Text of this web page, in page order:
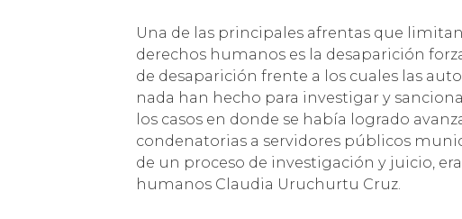
Una de las principales afrentas que
derechos humanos es la desaparición
de desaparición frente a los cuales las
nada han hecho para investigar y
los casos en donde se había logrado
condenatorias a servidores públicos
de un proceso de investigación y juicio,
humanos Claudia Uruchurtu Cruz.